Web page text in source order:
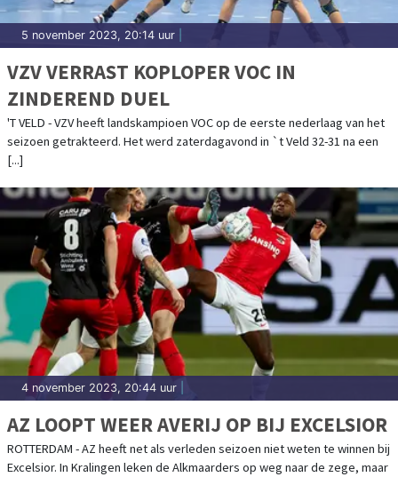
5 november 2023, 20:14 uur
VZV VERRAST KOPLOPER VOC IN
ZINDEREND DUEL
'T VELD - VZV heeft landskampioen VOC op de eerste nederlaag van het
seizoen getrakteerd. Het werd zaterdagavond in `t Veld 32-31 na een
[...]
4 november 2023, 20:44 uur
AZ LOOPT WEER AVERIJ OP BIJ EXCELSIOR
ROTTERDAM - AZ heeft net als verleden seizoen niet weten te winnen bij
Excelsior. In Kralingen leken de Alkmaarders op weg naar de zege, maar